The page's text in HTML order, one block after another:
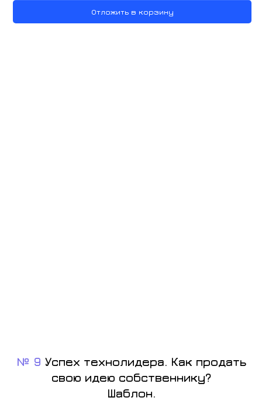
Отложить в корзину
№ 9 Успех технолидера. Как продать
свою идею собственнику?
Шаблон.